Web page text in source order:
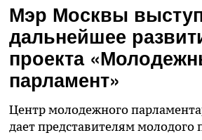
Мэр Москвы
дальнейшее
проекта
парламент»
Центр молодежного
дает представителям молодого